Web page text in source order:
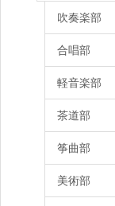
吹奏楽部
合唱部
軽音楽部
茶道部
筝曲部
美術部